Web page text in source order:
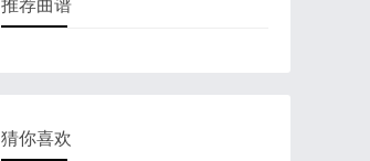
推荐曲谱
猜你喜欢